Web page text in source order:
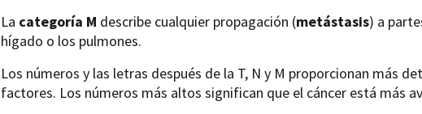
La categoría M describe cualquier propagación (metástasis) a
hígado o los pulmones.
Los números y las letras después de la T, N y M proporcionan más
factores. Los números más altos significan que el cáncer está más